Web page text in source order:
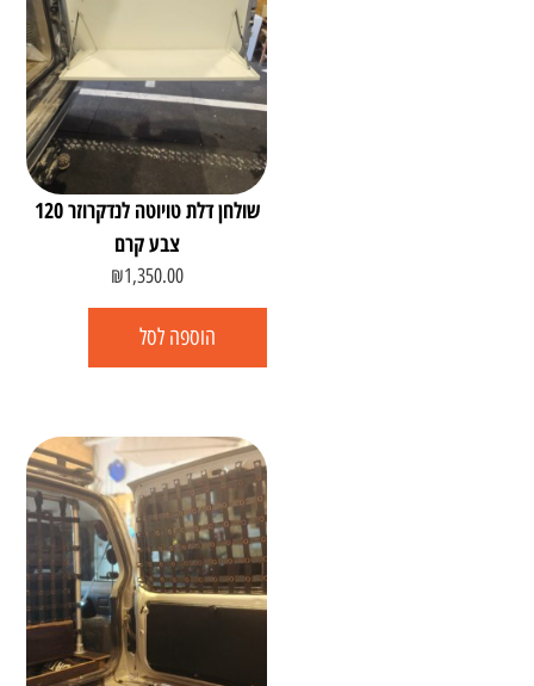
שולחן דלת טויוטה לנדקרוזר 120
צבע קרם
₪1,350.00
הוספה לסל